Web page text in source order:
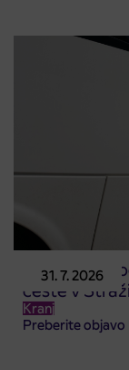
31. 7. 2026
Obvestilo o
ceste v
Kranj
Preberite objavo